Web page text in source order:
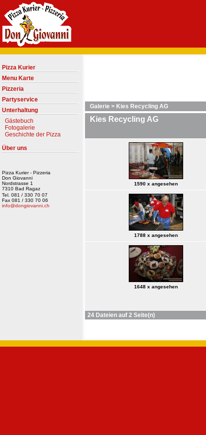
Galerie > Kies Recycling AG
Kies Recycling AG
1590 x angesehen
1788 x angesehen
1648 x angesehen
24 Dateien auf 2 Seite(n)
Pizza Kurier
Menu Karte
Pizzeria
Partyservice
Unterhaltung
Gästebuch
Fotogalerie
Geschichte der Pizza
Über uns
Pizza Kurier - Pizzeria
Don Giovanni
Nordstrasse 1
7310 Bad Ragaz
Tel. 081 / 330 70 07
Fax 081 / 330 70 06
info@dongiovanni.ch